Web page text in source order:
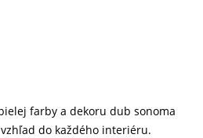
farby a dekoru dub sonoma
do každého interiéru.